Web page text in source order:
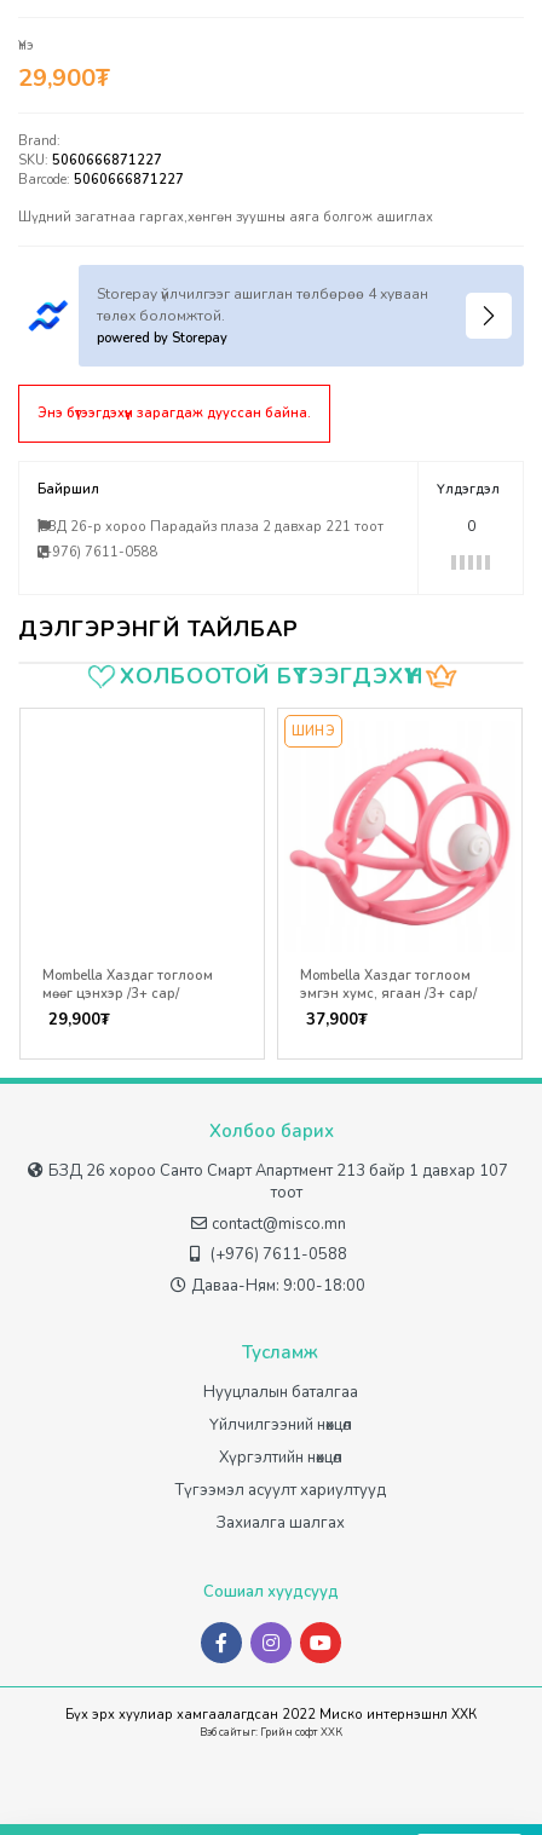
Үнэ
29,900₮
Brand:
SKU: 5060666871227
Barcode: 5060666871227
Шүдний загатнаа гаргах,хөнгөн зуушны аяга болгож ашиглах
Storepay үйлчилгээг ашиглан төлбөрөө 4 хуваан
төлөх боломжтой.
powered by Storepay
Энэ бүтээгдэхүүн зарагдаж дууссан байна.
Байршил
БЗД 26-р хороо Парадайз плаза 2 давхар 221 тоот
(+976) 7611-0588
Үлдэгдэл
0
ҮзүүлэлтүүдХОЛБООТОЙ БҮТЭЭГДЭХҮҮН
Mombella Хаздаг тоглоом
мөөг цэнхэр /3+ сар/
29,900₮
ШИНЭ
Mombella Хаздаг тоглоом
эмгэн хумс, ягаан /3+ сар/
37,900₮
Холбоо барих
БЗД 26 хороо Санто Смарт Апартмент 213 байр 1 давхар 107
тоот
contact@misco.mn
(+976) 7611-0588
Даваа-Ням: 9:00-18:00
Тусламж
Нууцлалын баталгаа
Үйлчилгээний нөхцөл
Хүргэлтийн нөхцөл
Түгээмэл асуулт хариултууд
Захиалга шалгах
Сошиал хуудсууд
Бүх эрх хуулиар хамгаалагдсан 2022 Миско интернэшнл ХХК
Вэб сайтыг: Грийн софт ХХК